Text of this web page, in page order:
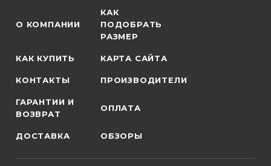
О КОМПАНИИ
КАК
ПОДОБРАТЬ
РАЗМЕР
КАК КУПИТЬ КАРТА САЙТА
КОНТАКТЫ ПРОИЗВОДИТЕЛИ
ГАРАНТИИ И
ВОЗВРАТ
ОПЛАТА
ДОСТАВКА ОБЗОРЫ